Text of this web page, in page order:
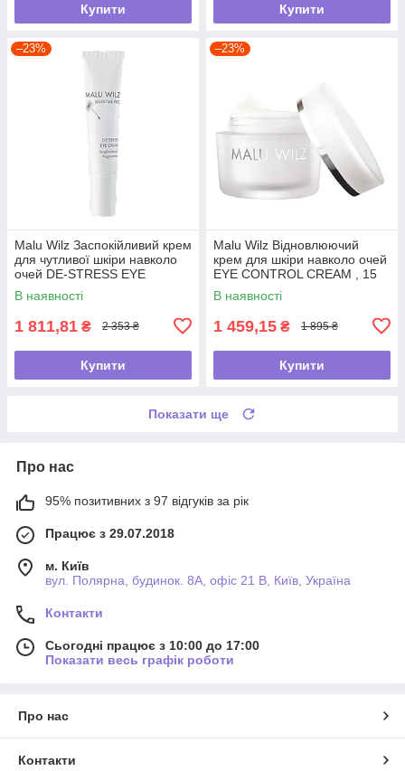
Купити Купити
–23%
Malu Wilz Заспокійливий крем
для чутливої шкіри навколо
очей DE-STRESS EYE
CREAM , 15 мл
В наявності
1 811,81 ₴ 2 353 ₴
Купити
–23%
Malu Wilz Відновлюючий
крем для шкіри навколо очей
EYE CONTROL CREAM , 15
мл
В наявності
1 459,15 ₴ 1 895 ₴
Купити
Показати ще
Про нас
95% позитивних з 97 відгуків за рік
Працює з 29.07.2018
м. Київ
вул. Полярна, будинок. 8А, офіс 21 В, Київ, Україна
Контакти
Сьогодні працює з 10:00 до 17:00
Показати весь графік роботи
Про нас
Контакти